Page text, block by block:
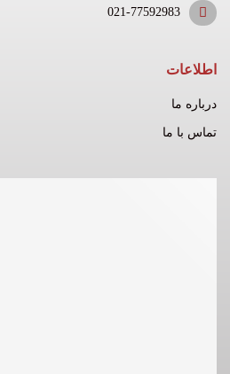
021-77592983
اطلاعات
درباره ما
تماس با ما